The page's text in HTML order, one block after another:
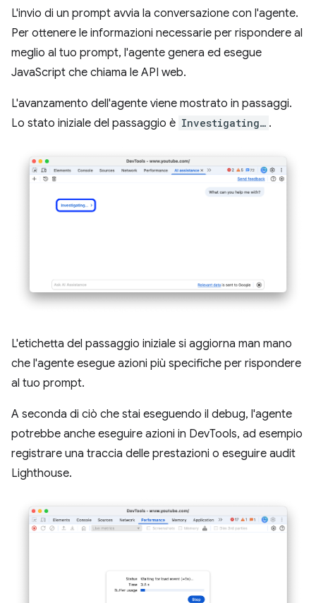
L'invio di un prompt avvia la conversazione con l'agente.
Per ottenere le informazioni necessarie per rispondere al
meglio al tuo prompt, l'agente genera ed esegue
JavaScript che chiama le API web.
L'avanzamento dell'agente viene mostrato in passaggi.
Lo stato iniziale del passaggio è Investigating… .
L'etichetta del passaggio iniziale si aggiorna man mano
che l'agente esegue azioni più specifiche per rispondere
al tuo prompt.
A seconda di ciò che stai eseguendo il debug, l'agente
potrebbe anche eseguire azioni in DevTools, ad esempio
registrare una traccia delle prestazioni o eseguire audit
Lighthouse.